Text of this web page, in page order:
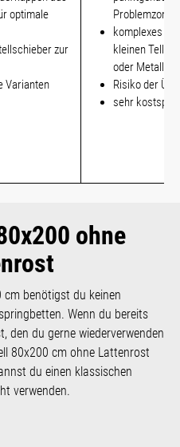
optimale
zur
Varianten
Problemzonen
komplexes
kleinen
oder Metall
Risiko der
sehr
ohne
benötigst du keinen
Wenn du bereits
den du gerne wiederverwenden
80x200 cm ohne Lattenrost
du einen klassischen
verwenden.